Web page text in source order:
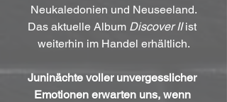
Neukaledonien und Neuseeland.
Das aktuelle Album Discover II ist
weiterhin im Handel erhältlich.
Juninächte voller unvergesslicher
Emotionen erwarten uns, wenn